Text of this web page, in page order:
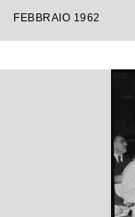
FEBBRAIO 1962